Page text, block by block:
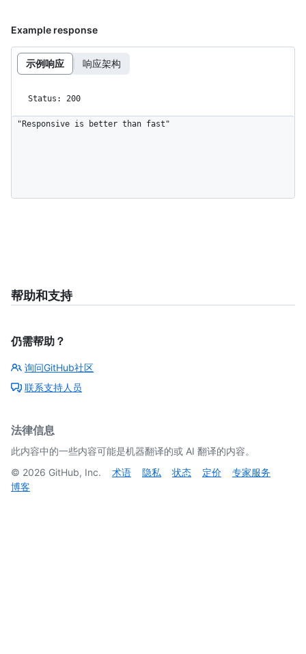
Example response
示例响应 响应架构
Status: 200
"Responsive is better than fast"
帮助和支持
仍需帮助？
询问GitHub社区
联系支持人员
法律信息
此内容中的一些内容可能是机器翻译的或 AI 翻译的内容。
© 2026 GitHub, Inc. 术语 隐私 状态 定价
专家服务
博客